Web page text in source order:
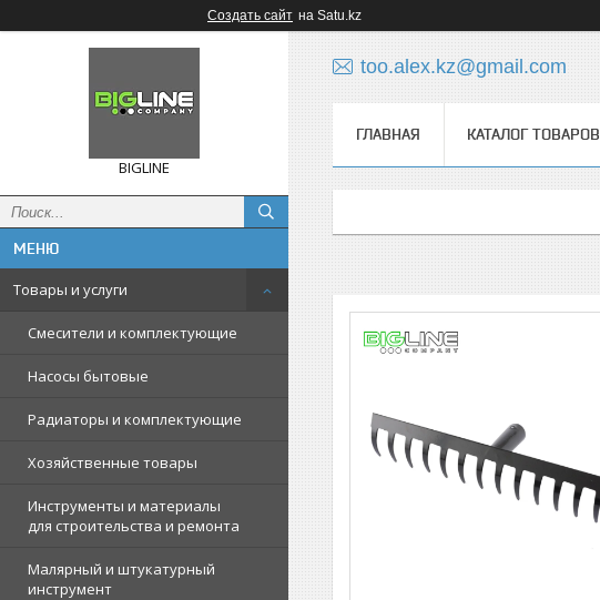
Создать сайт на Satu.kz
BIGLINE
Товары и услуги
Смесители и комплектующие
Насосы бытовые
Радиаторы и комплектующие
Хозяйственные товары
Инструменты и материалы
для строительства и ремонта
Малярный и штукатурный
инструмент
too.alex.kz@gmail.com
ГЛАВНАЯ КАТАЛОГ ТОВАРОВ